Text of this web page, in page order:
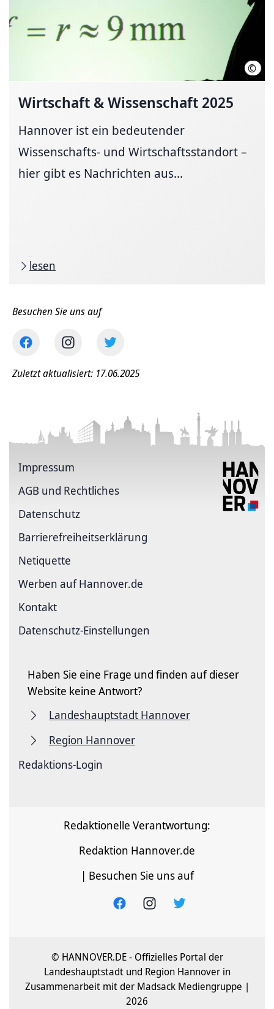
© LHH
Wirtschaft & Wissenschaft 2025
Hannover ist ein bedeutender
Wissenschafts- und Wirtschaftsstandort –
hier gibt es Nachrichten aus...
lesen
Besuchen Sie uns auf
Zuletzt aktualisiert: 17.06.2025
Impressum
AGB und Rechtliches
Datenschutz
Barriere­freiheits­erklärung
Netiquette
Werben auf Hannover.de
Kontakt
Datenschutz-Einstellungen
Haben Sie eine Frage und finden auf dieser
Website keine Antwort?
Landeshauptstadt Hannover
Region Hannover
Redaktions-Login
Redaktionelle Verantwortung:
Redaktion Hannover.de
| Besuchen Sie uns auf
© HANNOVER.DE - Offizielles Portal der
Landeshauptstadt und Region Hannover in
Zusammenarbeit mit der Madsack Mediengruppe |
2026